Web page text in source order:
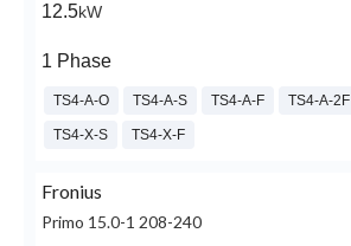
12.5kW
1 Phase
TS4-A-O TS4-A-S TS4-A-F TS4-A-2F
TS4-X-S TS4-X-F
Fronius
Primo 15.0-1 208-240